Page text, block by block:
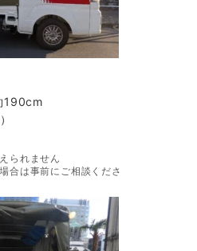
190cm
られません
合は事前にご相談くださ